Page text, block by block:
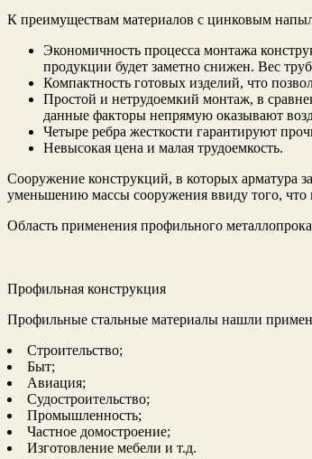
К преимуществам материалов с цинковым
Экономичность процесса монтажа
продукции будет заметно снижен. Вес
Компактность готовых изделий, что
Простой и нетрудоемкий монтаж, в
данные факторы непрямую оказывают
Четыре ребра жесткости гарантируют
Невысокая цена и малая трудоемкость.
Сооружение конструкций, в которых арматура
уменьшению массы сооружения ввиду того, что
Область применения профильного
Профильная конструкция
Профильные стальные материалы нашли
Строительство;
Быт;
Авиация;
Судостроительство;
Промышленность;
Частное домостроение;
Изготовление мебели и т.д.